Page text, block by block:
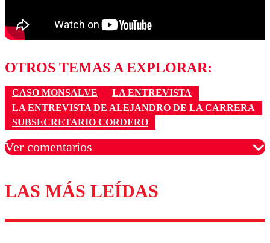
OTROS TEMAS A EXPLORAR:
CASO MONSALVE
LA ENTREVISTA
LA ENTREVISTA DE ALEJANDRO DE LA CARRERA
SUBSECRETARIO CORDERO
Ver comentarios
Los comentarios son moderados para garantizar un
diálogo respetuoso.
LAS MÁS LEÍDAS